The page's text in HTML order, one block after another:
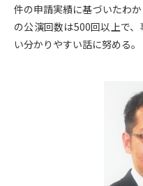
件の申請実績に基づいたわ
の公演回数は500回以上で
い分かりやすい話に努める。